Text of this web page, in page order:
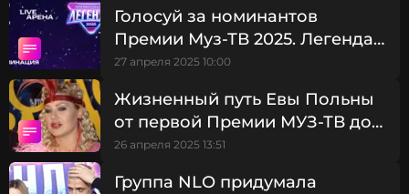
Певица зажгла на сцене в дерзком мини-платье и
на высоких каблуках.
Голосуй за номинантов
Премии Муз-ТВ 2025. Легенда!
Номинация "ЛУЧШАЯ ПЕСНЯ"
27 апреля 2025 10:00
Жизненный путь Евы Польны
от первой Премии МУЗ-ТВ до
юбилейной
26 апреля 2025 13:51
Группа NLO придумала